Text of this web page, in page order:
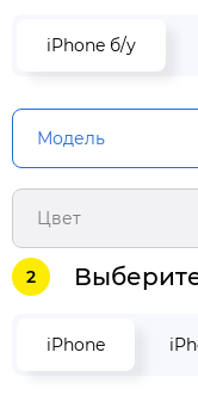
iPhone б/у
Модель
Цвет
2
iPhone